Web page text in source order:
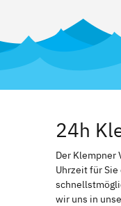
24h
Der Klempner
Uhrzeit für Sie
wir uns in